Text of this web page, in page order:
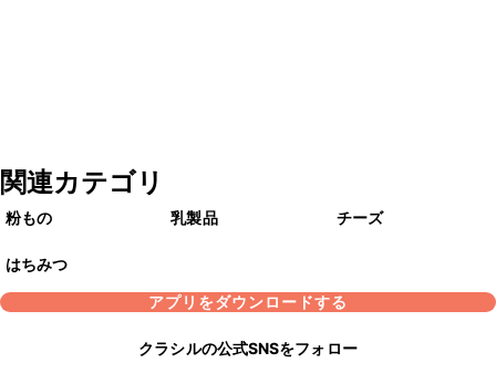
関連カテゴリ
粉もの 乳製品 チーズ
はちみつ
アプリをダウンロードする
クラシルの公式SNSをフォロー